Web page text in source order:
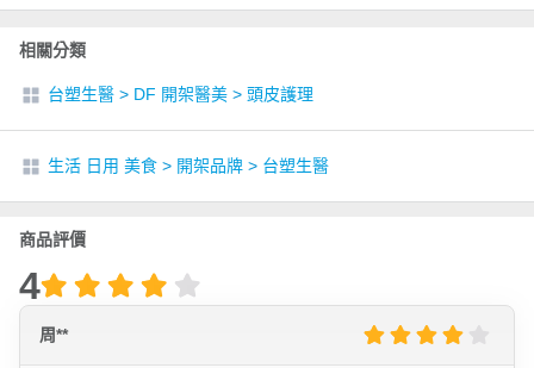
相關分類
台塑生醫 > DF 開架醫美 > 頭皮護理
生活 日用 美食 > 開架品牌 > 台塑生醫
商品評價
4
周**